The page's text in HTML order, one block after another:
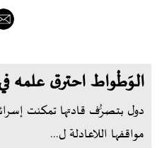
الوَطْواط احترق علمه
دول بتصرُّف قادتها تمكنت
مواقفها اللاعادلة ل...